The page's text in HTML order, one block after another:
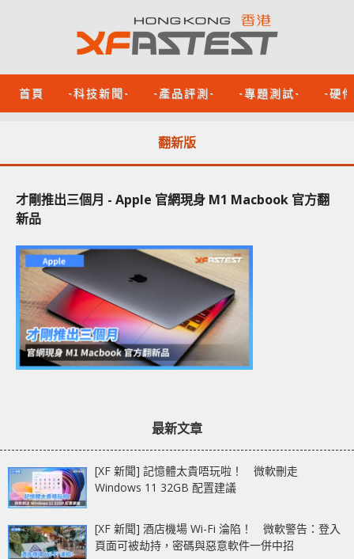
首頁 -科技新聞- -產品評測- -專題測試- -硬
翻新版
才剛推出三個月 - Apple 官網現身 M1 Macbook 官方翻
新品
最新文章
[XF 新聞] 記憶體太貴唔玩啦！ 微軟刪走
Windows 11 32GB 配置建議
[XF 新聞] 酒店機場 Wi-Fi 淪陷！ 微軟警告：登入
頁面可被劫持，密碼與惡意軟件一併中招